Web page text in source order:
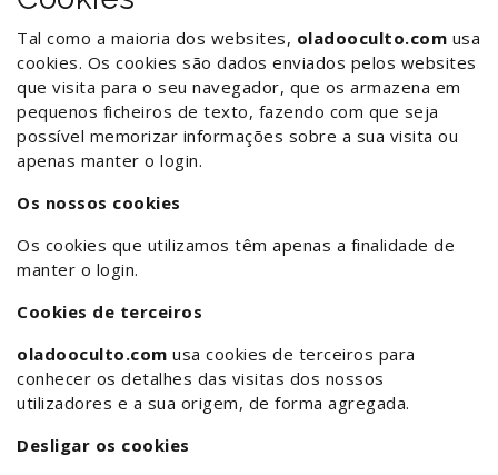
Tal como a maioria dos websites, oladooculto.com usa
cookies. Os cookies são dados enviados pelos websites
que visita para o seu navegador, que os armazena em
pequenos ficheiros de texto, fazendo com que seja
possível memorizar informações sobre a sua visita ou
apenas manter o login.
Os nossos cookies
Os cookies que utilizamos têm apenas a finalidade de
manter o login.
Cookies de terceiros
oladooculto.com usa cookies de terceiros para
conhecer os detalhes das visitas dos nossos
utilizadores e a sua origem, de forma agregada.
Desligar os cookies